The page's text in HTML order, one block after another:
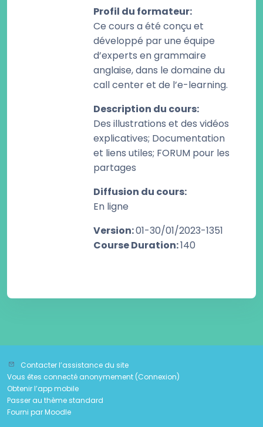
Profil du formateur:
Ce cours a été conçu et
développé par une équipe
d’experts en grammaire
anglaise, dans le domaine du
call center et de l’e-learning.
Description du cours:
Des illustrations et des vidéos
explicatives; Documentation
et liens utiles; FORUM pour les
partages
Diffusion du cours:
En ligne
Version:01-30/01/2023-1351
Course Duration:140
Contacter l’assistance du site
Vous êtes connecté anonymement (Connexion)
Obtenir l’app mobile
Passer au thème standard
Fourni parMoodle